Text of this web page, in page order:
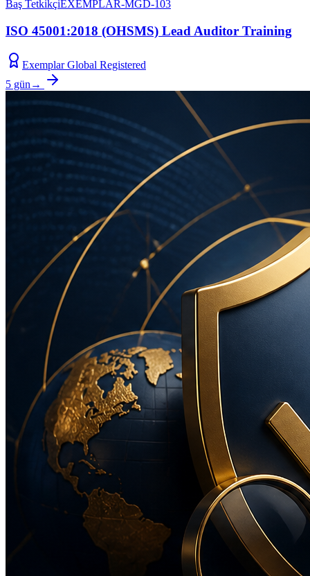
Baş TetkikçiEXEMPLAR-MGD-103
ISO 45001:2018 (OHSMS) Lead Auditor Training
Exemplar Global Registered
5 gün →